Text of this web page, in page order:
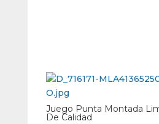
Juego Punta Montada
De Calidad